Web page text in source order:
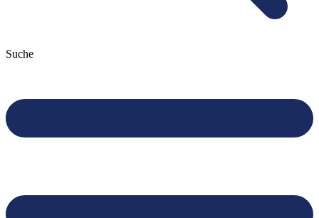
Suche